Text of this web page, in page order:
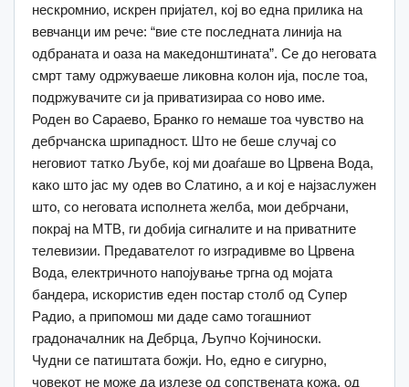
нескромнио, искрен пријател, кој во една прилика на
вевчанци им рече: “вие сте последната линија на
одбраната и оаза на македонштината”. Се до неговата
смрт таму одржуваеше ликовна колон ија, после тоа,
подржувачите си ја приватизираа со ново име.
Роден во Сараево, Бранко го немаше тоа чувство на
дебрчанска шрипадност. Што не беше случај со
неговиот татко Љубе, кој ми доаѓаше во Црвена Вода,
како што јас му одев во Слатино, а и кој е најзаслужен
што, со неговата исполнета желба, мои дебрчани,
покрај на МТВ, ги добија сигналите и на приватните
телевизии. Предавателот го изградивме во Црвена
Вода, електричното напојување тргна од мојата
бандера, искористив еден постар столб од Супер
Радио, а припомош ми даде само тогашниот
градоначалник на Дебрца, Љупчо Којчиноски.
Чудни се патиштата божји. Но, едно е сигурно,
човекот не може да излезе од сопствената кожа, од